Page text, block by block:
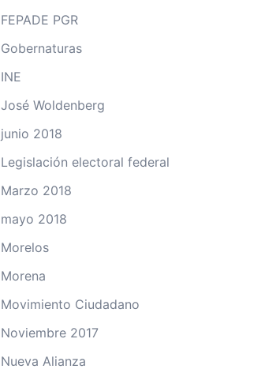
FEPADE PGR
Gobernaturas
INE
José Woldenberg
junio 2018
Legislación electoral federal
Marzo 2018
mayo 2018
Morelos
Morena
Movimiento Ciudadano
Noviembre 2017
Nueva Alianza